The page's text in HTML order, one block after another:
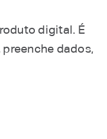
digital. É
preenche dados,